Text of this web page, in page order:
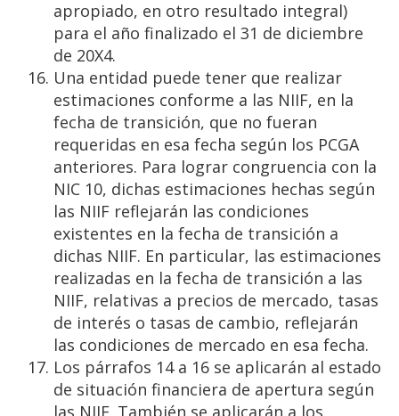
apropiado, en otro resultado integral)
para el año finalizado el 31 de diciembre
de 20X4.
Una entidad puede tener que realizar
estimaciones conforme a las NIIF, en la
fecha de transición, que no fueran
requeridas en esa fecha según los PCGA
anteriores. Para lograr congruencia con la
NIC 10, dichas estimaciones hechas según
las NIIF reflejarán las condiciones
existentes en la fecha de transición a
dichas NIIF. En particular, las estimaciones
realizadas en la fecha de transición a las
NIIF, relativas a precios de mercado, tasas
de interés o tasas de cambio, reflejarán
las condiciones de mercado en esa fecha.
Los párrafos 14 a 16 se aplicarán al estado
de situación financiera de apertura según
las NIIF. También se aplicarán a los